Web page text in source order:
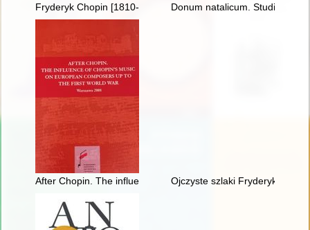
Fryderyk Chopin [1810-1949] wśród Polaków na obczyźnie
Donum natalicum. Studia
After Chopin. The influence of Chopin's music on European
Ojczyste szlaki Fryderyka